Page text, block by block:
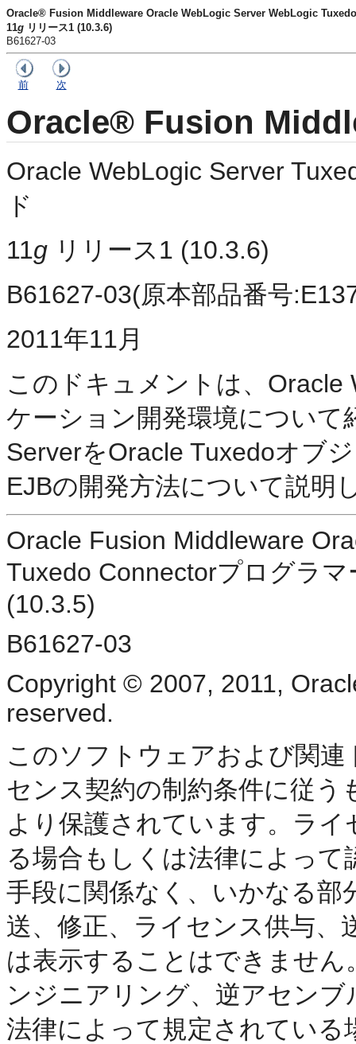
Oracle® Fusion Middleware Oracle WebLogic Server WebLogic
11g リリース1 (10.3.6)
B61627-03
前 次
Oracle® Fusion
Oracle WebLogic Server
ド
11g リリース1 (10.3.6)
B61627-03(原本部品番号
2011年11月
このドキュメントは、Oracle
ケーション開発環境について
ServerをOracle Tuxedoオブ
EJBの開発方法について説明
Oracle Fusion Middleware
Tuxedo Connectorプログラ
(10.3.5)
B61627-03
Copyright © 2007, 2011,
reserved.
このソフトウェアおよび関
センス契約の制約条件に従
より保護されています。ラ
る場合もしくは法律によっ
手段に関係なく、いかなる部
送、修正、ライセンス供与、
は表示することはできませ
ンジニアリング、逆アセン
法律によって規定されてい